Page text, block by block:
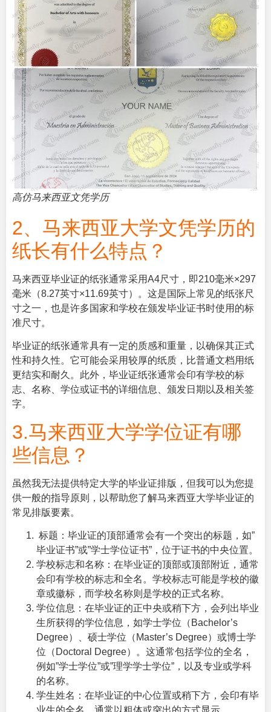
高仿马来西亚文凭学历
2、马来西亚大学文凭学历的
纸长有什么特点？
马来西亚毕业证的纸张通常采用A4尺寸，即210毫米×297
毫米（8.27英寸×11.69英寸）。这是国际上常见的纸张尺
寸之一，也是许多国家和学校在颁发毕业证书时使用的标
准尺寸。
毕业证的纸张通常具有一定的质感和重量，以确保其正式
性和持久性。它可能会采用较厚的纸质，比普通文档用纸
更结实和耐久。此外，毕业证纸张通常会印有学校的标
志、名称、学位或证书的详细信息、颁发日期以及相关签
字。
3.马来西亚大学学位证有哪
些信息？
虽然我无法提供特定大学的毕业证排版，但我可以为您提
供一般的指导原则，以帮助您了解马来西亚大学毕业证的
常见排版要素。
标题：毕业证的顶部通常会有一个突出的标题，如”
毕业证书”或”学士学位证书”，位于证书的中央位置。
学校标志和名称：在毕业证的顶部或顶部附近，通常
会印有学校的标志和全名。学校标志可能是学校的徽
章或徽标，而学校名称则是学校的正式名称。
学位信息：在毕业证的正中央或稍下方，会列出毕业
生所获得的学位信息，如学士学位（Bachelor’s
Degree）、硕士学位（Master’s Degree）或博士学
位（Doctoral Degree）。这通常包括学位的全名，
例如”学士学位”或”理学学士学位”，以及专业或学科
的名称。
学生姓名：在毕业证的中心位置或稍下方，会印有毕